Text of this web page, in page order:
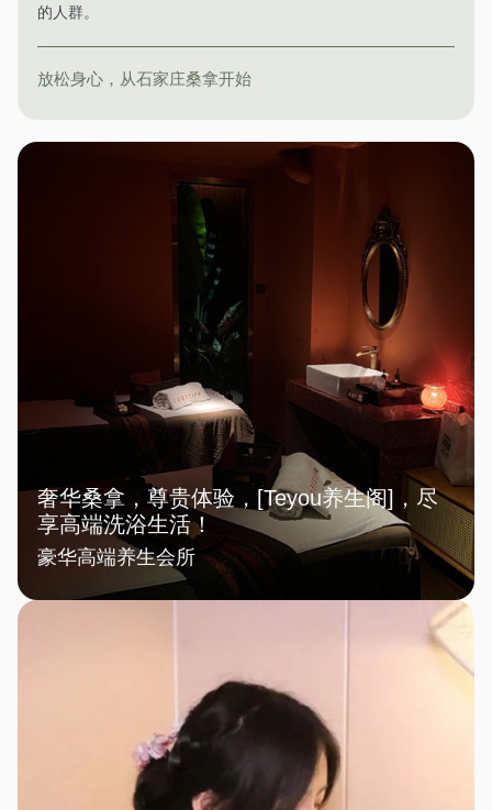
的人群。
放松身心，从石家庄桑拿开始
奢华桑拿，尊贵体验，[Teyou养生阁]，尽
享高端洗浴生活！
豪华高端养生会所